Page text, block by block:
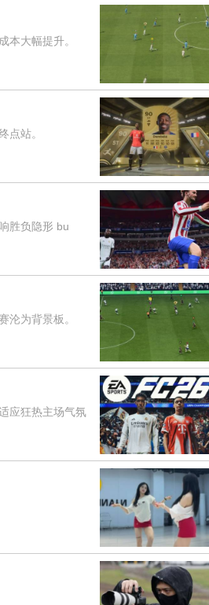
大幅提升。
站。
胜负隐形 bu
为背景板。
应狂热主场气氛